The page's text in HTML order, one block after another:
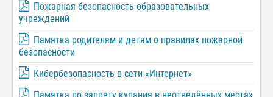
Пожарная безопасность образовательных
учреждений
Памятка родителям и детям о правилах пожарной
безопасности
Кибербезопасность в сети «Интернет»